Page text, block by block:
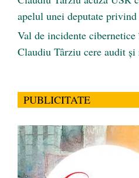
apelul unei deputate
Val de incidente
Claudiu Târziu cere audit și
PUBLICITATE